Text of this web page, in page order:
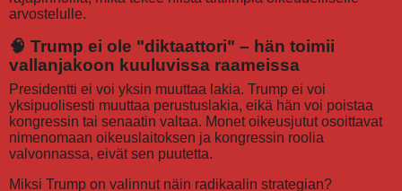
arvostelulle.
🧠 Trump ei ole "diktaattori" – hän toimii
vallanjakoon kuuluvissa raameissa
Presidentti ei voi yksin muuttaa lakia. Trump ei voi
yksipuolisesti muuttaa perustuslakia, eikä hän voi poistaa
kongressin tai senaatin valtaa. Monet oikeusjutut osoittavat
nimenomaan oikeuslaitoksen ja kongressin roolia
valvonnassa, eivät sen puutetta.
Miksi Trump on valinnut näin radikaalin strategian?